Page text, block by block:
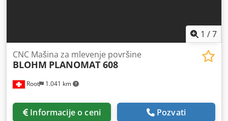
1 /7
Root 1.041 km
CNC Mašina za mlevenje površine
BLOHM PLANOMAT 608
Informacije o ceni Pozvati